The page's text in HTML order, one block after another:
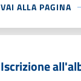
VAI ALLA PAGINA
Iscrizione